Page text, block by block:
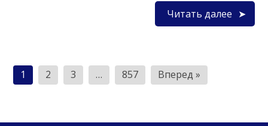
Читать далее
Пагинация
записей
1 2 3 … 857 Вперед »